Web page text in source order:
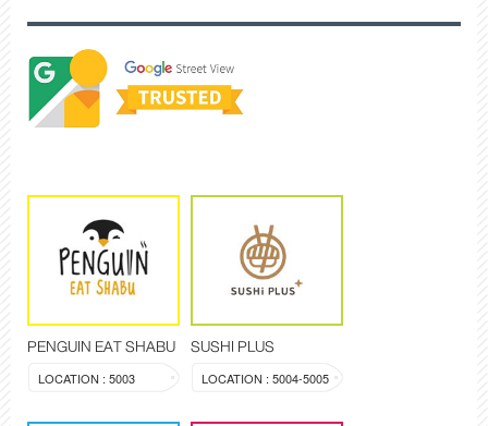
PENGUIN EAT SHABU
LOCATION : 5003
SUSHI PLUS
LOCATION : 5004-5005